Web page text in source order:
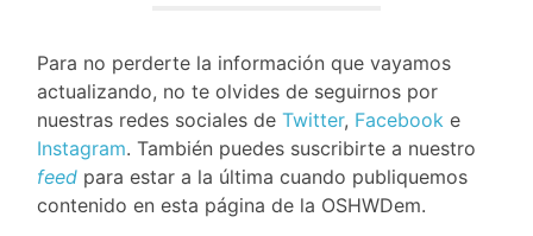
Para no perderte la información que vayamos
actualizando, no te olvides de seguirnos por
nuestras redes sociales deTwitter, Facebook e
Instagram. También puedes suscribirte a nuestro
feed para estar a la última cuando publiquemos
contenido en esta página de la OSHWDem.